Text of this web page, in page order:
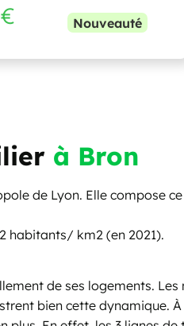
Nouveauté
à Bron
de Lyon. Elle compose
habitants/ km2 (en 2021).
de ses logements.
bien cette dynamique. À